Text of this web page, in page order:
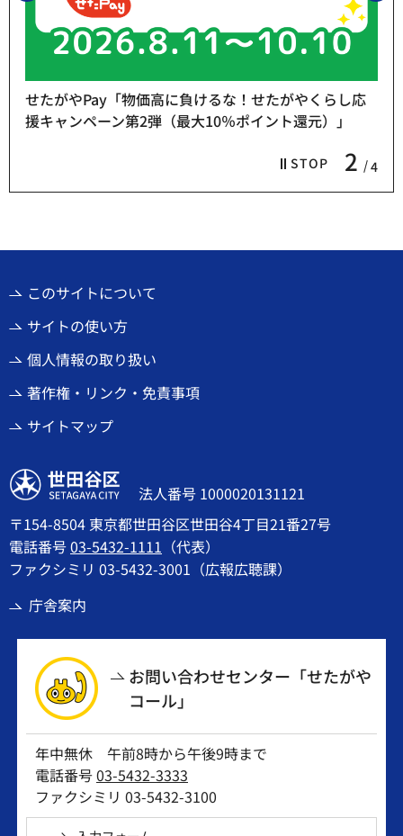
STOP 2 4
せたがやPay「物価高に負けるな！せたがやくらし応
援キャンペーン第2弾（最大10％ポイント還元）」
このサイトについて
サイトの使い方
個人情報の取り扱い
著作権・リンク・免責事項
サイトマップ
世田谷区
法人番号 1000020131121
〒154-8504 東京都世田谷区世田谷4丁目21番27号
電話番号03-5432-1111 （代表）
ファクシミリ 03-5432-3001（広報広聴課）
庁舎案内
お問い合わせセンター「せたがや
コール」
年中無休 午前8時から午後9時まで
電話番号03-5432-3333
ファクシミリ 03-5432-3100